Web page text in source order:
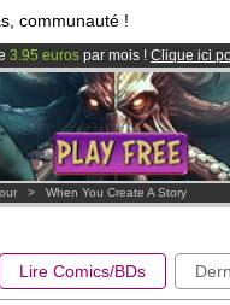
communauté !
3.95 euros par mois ! Clique ici
& Mangas!
lancé
> When You Create A Story
Lire Comics/BDs